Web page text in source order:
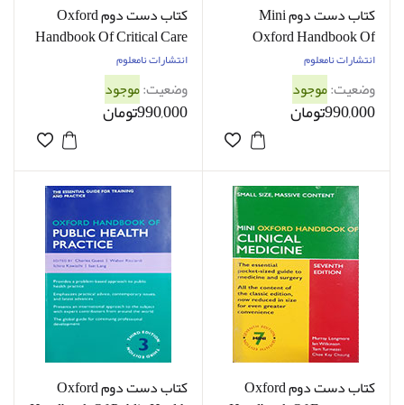
کتاب دست دوم Mini
Oxford Handbook Of
انتشارات نامعلوم
وضعیت:موجود
990,000تومان
کتاب دست دوم Oxford
Handbook Of Critical Care
- در حد نو
انتشارات نامعلوم
وضعیت:موجود
990,000تومان
کتاب دست دوم Oxford کتاب دست دوم Oxford